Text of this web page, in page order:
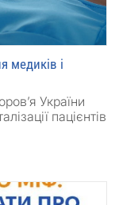
медиків і
України
пацієнтів